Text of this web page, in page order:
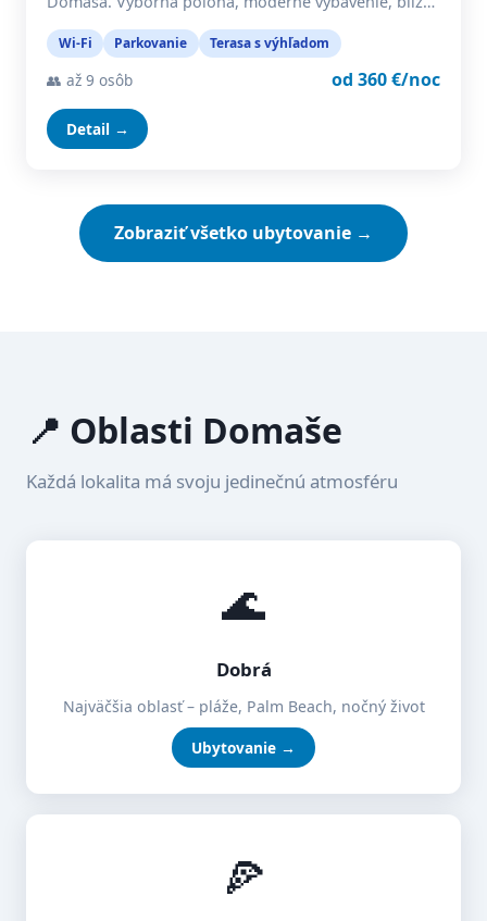
Wi-Fi Parkovanie Terasa s výhľadom
👥 až 9 osôb od 360 €/noc
Detail →
Zobraziť všetko ubytovanie →
📍 Oblasti Domaše
Každá lokalita má svoju jedinečnú atmosféru
🌊
Dobrá
Najväčšia oblasť – pláže, Palm Beach, nočný život
Ubytovanie →
🍕